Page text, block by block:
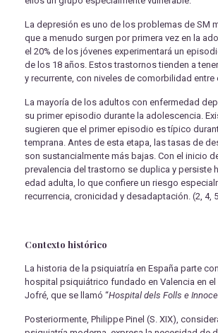
La depresión es uno de los problemas de SM
que a menudo surgen por primera vez en la
el 20% de los jóvenes experimentará un
de los 18 años. Estos trastornos tienden a
y recurrente, con niveles de comorbilidad entre
La mayoría de los adultos con enfermedad
su primer episodio durante la adolescencia.
sugieren que el primer episodio es típico
temprana. Antes de esta etapa, las tasas de
son sustancialmente más bajas. Con el inicio
prevalencia del trastorno se duplica y persiste
edad adulta, lo que confiere un riesgo
recurrencia, cronicidad y desadaptación. (2, 4,
Contexto histórico
La historia de la psiquiatría en España parte
hospital psiquiátrico fundado en Valencia en el
Jofré, que se llamó “Hospital dels Folls e
Posteriormente, Philippe Pinel (S. XIX),